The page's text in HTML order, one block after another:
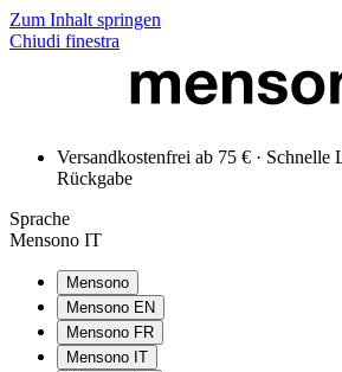
Zum Inhalt springen
Chiudi finestra
Versandkostenfrei ab 75 € · Schnelle
Rückgabe
Sprache
Mensono IT
Mensono
Mensono EN
Mensono FR
Mensono IT